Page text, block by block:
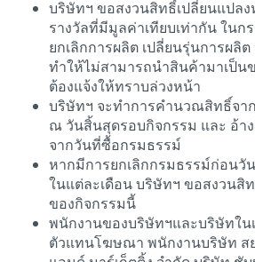
บริษัทฯ ขอสงวนสิทธิ์เปลี่ยนแปล
รางวัลที่มีมูลค่าเทียบเท่ากัน ใน
ยกเลิกการผลิต เปลี่ยนรุ่นการผลิ
ทำให้ไม่สามารถนำสินค้ามาเป็น
ต้องแจ้งให้ทราบล่วงหน้า
บริษัทฯ จะทำการคำนวณสิทธิ์จา
ณ วันสิ้นสุดรอบกิจกรรม และ อ้า
จากวันที่ซื้อกรมธรรม์
หากมีการยกเลิกกรมธรรม์ก่อนวั
ในแต่ละเดือน บริษัทฯ ขอสงวน
ของกิจกรรมนี้
พนักงานของบริษัทฯและบริษัทใน
ตัวแทนโฆษณา พนักงานบริษัท สย